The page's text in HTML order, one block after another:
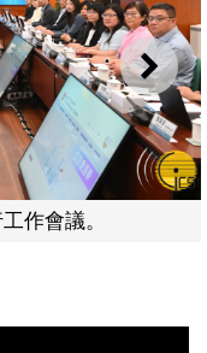
下一
作會議。